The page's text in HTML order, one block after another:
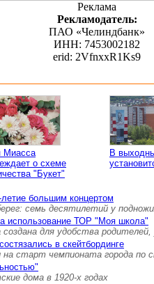
Реклама
Рекламодатель:
ПАО «Челиндбанк»
ИНН: 7453002182
erid: 2VfnxxR1Ks9
Миасса
о схеме
"Букет"
В
большим концертом
семь десятилетий у
использование ТОР "Моя школа"
для удобства родителей,
в скейтбординге
старт чемпионата города по
дома в 1920-х годах